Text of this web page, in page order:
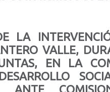
LA
VALLE,
EN LA
ANTE